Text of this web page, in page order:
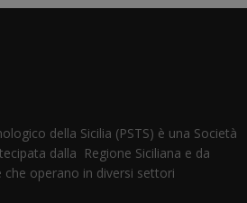
della Sicilia (PSTS) è una Società
dalla Regione Siciliana e da
che operano in diversi settori